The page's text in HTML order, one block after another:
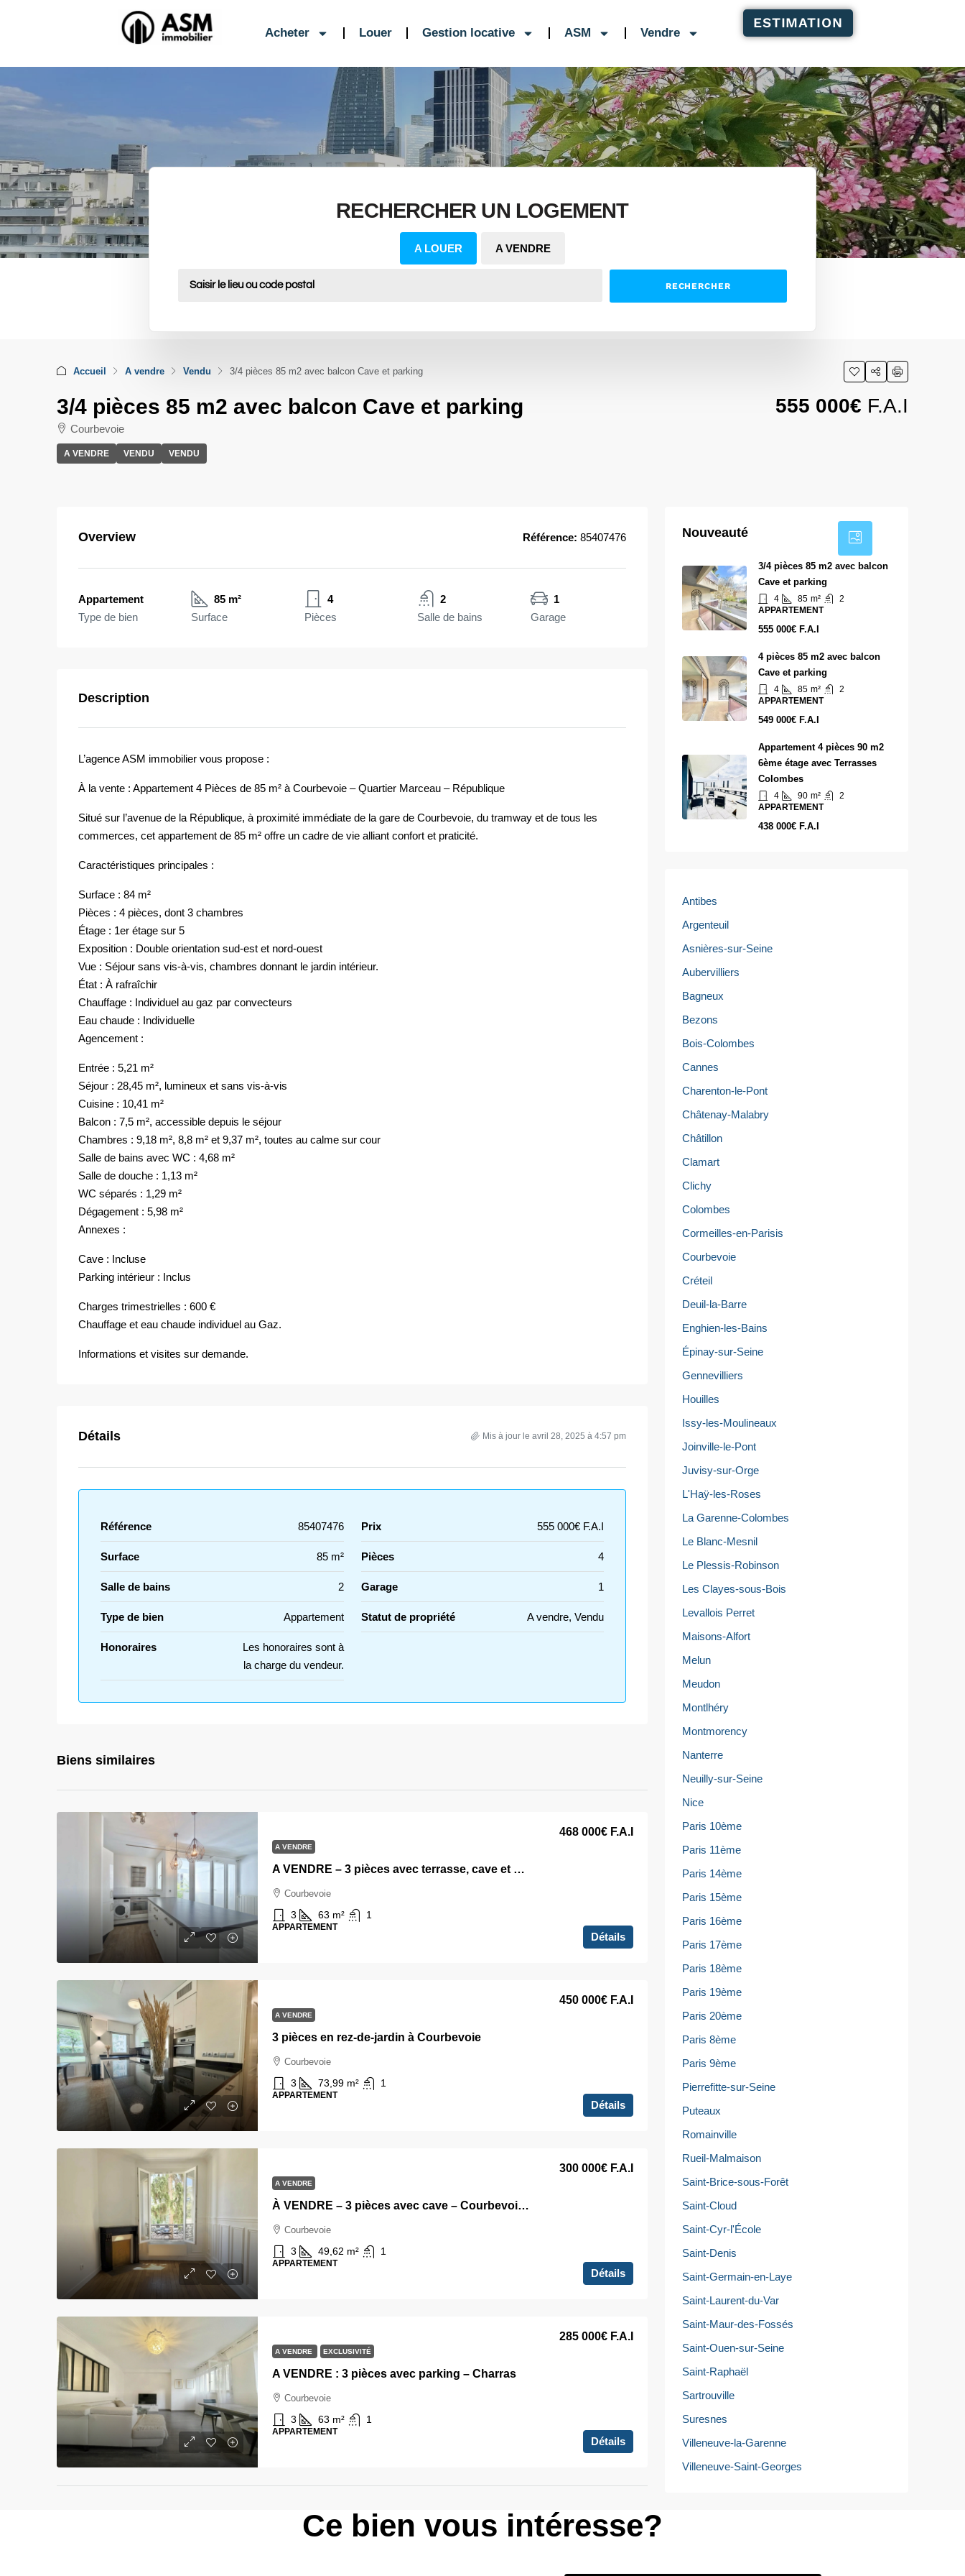
Acheter Louer Gestion locative ASM Vendre
ESTIMATION
RECHERCHER UN LOGEMENT
A LOUER A VENDRE
RECHERCHER
Accueil A vendre Vendu 3/4 pièces 85 m2 avec balcon Cave et parking
3/4 pièces 85 m2 avec balcon Cave et parking
Courbevoie
A VENDRE VENDU VENDU
555 000€ F.A.I
Overview Référence: 85407476
Appartement
Type de bien
85 m²
Surface
4
Pièces
2
Salle de bains
1
Garage
Description
L’agence ASM immobilier vous propose :
À la vente : Appartement 4 Pièces de 85 m² à Courbevoie – Quartier Marceau – République
Situé sur l’avenue de la République, à proximité immédiate de la gare de Courbevoie, du tramway et de tous les
commerces, cet appartement de 85 m² offre un cadre de vie alliant confort et praticité.
Caractéristiques principales :
Surface : 84 m²
Pièces : 4 pièces, dont 3 chambres
Étage : 1er étage sur 5
Exposition : Double orientation sud-est et nord-ouest
Vue : Séjour sans vis-à-vis, chambres donnant le jardin intérieur.
État : À rafraîchir
Chauffage : Individuel au gaz par convecteurs
Eau chaude : Individuelle
Agencement :
Entrée : 5,21 m²
Séjour : 28,45 m², lumineux et sans vis-à-vis
Cuisine : 10,41 m²
Balcon : 7,5 m², accessible depuis le séjour
Chambres : 9,18 m², 8,8 m² et 9,37 m², toutes au calme sur cour
Salle de bains avec WC : 4,68 m²
Salle de douche : 1,13 m²
WC séparés : 1,29 m²
Dégagement : 5,98 m²
Annexes :
Cave : Incluse
Parking intérieur : Inclus
Charges trimestrielles : 600 €
Chauffage et eau chaude individuel au Gaz.
Informations et visites sur demande.
Détails Mis à jour le avril 28, 2025 à 4:57 pm
Référence 85407476 Prix 555 000€ F.A.I
Surface 85 m² Pièces 4
Salle de bains 2 Garage 1
Type de bien Appartement Statut de propriété A vendre, Vendu
Honoraires
Les honoraires sont à
la charge du vendeur.
Biens similaires
A VENDRE
A VENDRE – 3 pièces avec terrasse, cave et Parking – Faubourg de l’arche
468 000€ F.A.I
Courbevoie
3 63 m² 1
APPARTEMENT
Détails
A VENDRE
3 pièces en rez-de-jardin à Courbevoie
450 000€ F.A.I
Courbevoie
3 73,99 m² 1
APPARTEMENT
Détails
A VENDRE
À VENDRE – 3 pièces avec cave – Courbevoie Marceau République
300 000€ F.A.I
Courbevoie
3 49,62 m² 1
APPARTEMENT
Détails
A VENDRE EXCLUSIVITÉ
A VENDRE : 3 pièces avec parking – Charras
285 000€ F.A.I
Courbevoie
3 63 m² 1
APPARTEMENT
Détails
Nouveauté
3/4 pièces 85 m2 avec balcon
Cave et parking
4 85 m²
2
APPARTEMENT
555 000€ F.A.I
4 pièces 85 m2 avec balcon
Cave et parking
4 85 m²
2
APPARTEMENT
549 000€ F.A.I
Appartement 4 pièces 90 m2
6ème étage avec Terrasses
Colombes
4 90 m²
2
APPARTEMENT
438 000€ F.A.I
Antibes
Argenteuil
Asnières-sur-Seine
Aubervilliers
Bagneux
Bezons
Bois-Colombes
Cannes
Charenton-le-Pont
Châtenay-Malabry
Châtillon
Clamart
Clichy
Colombes
Cormeilles-en-Parisis
Courbevoie
Créteil
Deuil-la-Barre
Enghien-les-Bains
Épinay-sur-Seine
Gennevilliers
Houilles
Issy-les-Moulineaux
Joinville-le-Pont
Juvisy-sur-Orge
L'Haÿ-les-Roses
La Garenne-Colombes
Le Blanc-Mesnil
Le Plessis-Robinson
Les Clayes-sous-Bois
Levallois Perret
Maisons-Alfort
Melun
Meudon
Montlhéry
Montmorency
Nanterre
Neuilly-sur-Seine
Nice
Paris 10ème
Paris 11ème
Paris 14ème
Paris 15ème
Paris 16ème
Paris 17ème
Paris 18ème
Paris 19ème
Paris 20ème
Paris 8ème
Paris 9ème
Pierrefitte-sur-Seine
Puteaux
Romainville
Rueil-Malmaison
Saint-Brice-sous-Forêt
Saint-Cloud
Saint-Cyr-l'École
Saint-Denis
Saint-Germain-en-Laye
Saint-Laurent-du-Var
Saint-Maur-des-Fossés
Saint-Ouen-sur-Seine
Saint-Raphaël
Sartrouville
Suresnes
Villeneuve-la-Garenne
Villeneuve-Saint-Georges
Ce bien vous intéresse?